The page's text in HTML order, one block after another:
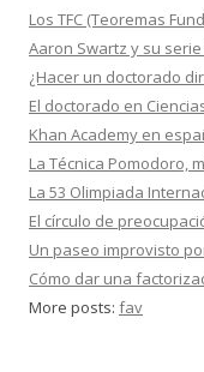
Los TFC (Teoremas
Aaron Swartz y su
¿Hacer un doctorado
El doctorado en
Khan Academy en
La Técnica Pomodoro,
La 53 Olimpiada
El círculo de
Un paseo improvisto
Cómo dar una
More posts: fav